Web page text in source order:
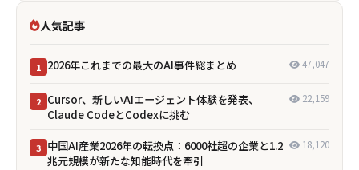
人気記事
1 2026年これまでの最大のAI事件総まとめ 47,047
2 Cursor、新しいAIエージェント体験を発表、
Claude CodeとCodexに挑む
22,159
3 中国AI産業2026年の転換点：6000社超の企業と1.2
兆元規模が新たな知能時代を牽引
18,120